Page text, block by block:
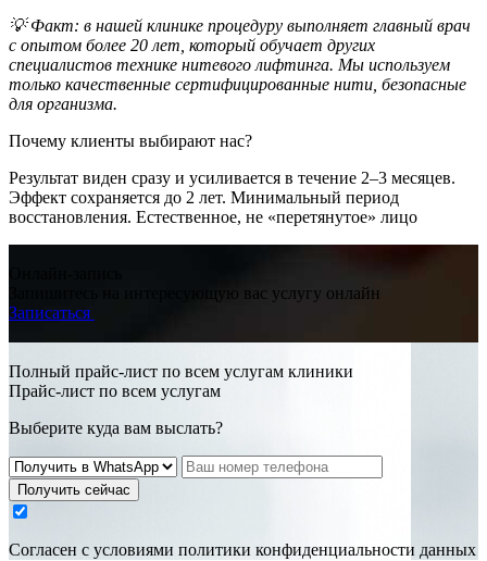
💡 Факт: в нашей клинике процедуру выполняет главный врач
с опытом более 20 лет, который обучает других
специалистов технике нитевого лифтинга. Мы используем
только качественные сертифицированные нити, безопасные
для организма.
Почему клиенты выбирают нас?
Результат виден сразу и усиливается в течение 2–3 месяцев.
Эффект сохраняется до 2 лет. Минимальный период
восстановления. Естественное, не «перетянутое» лицо
Запишитесь на интересующую вас услугу онлайн
Записаться
Полный прайс-лист по всем услугам клиники
Прайс-лист по всем услугам
Выберите куда вам выслать?
Получить сейчас
Cогласен с условиями политики конфиденциальности данных